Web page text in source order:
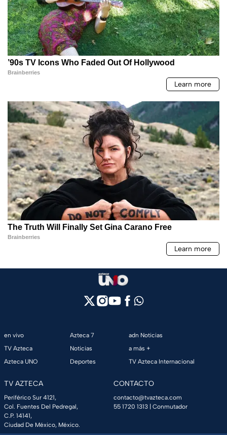
en vivo
TV Azteca
Azteca UNO
Azteca 7
Noticias
Deportes
adn Noticias
a más +
TV Azteca Internacional
TV AZTECA
Periférico Sur 4121,
Col. Fuentes Del Pedregal,
C.P. 14141,
Ciudad De México, México.
CONTACTO
contacto@tvazteca.com
55 1720 1313 | Conmutador